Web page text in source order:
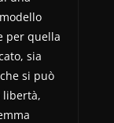
per quella
sia
si può
libertà,